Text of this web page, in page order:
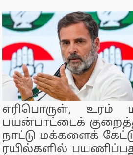
எரிபொருள்,
பயன்பாட்டைக்
நாட்டு மக்களைக்
ரயில்களில்